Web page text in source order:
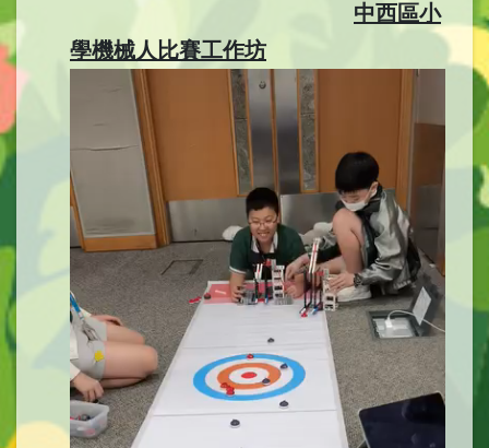
中西區小
學機械人比賽工作坊